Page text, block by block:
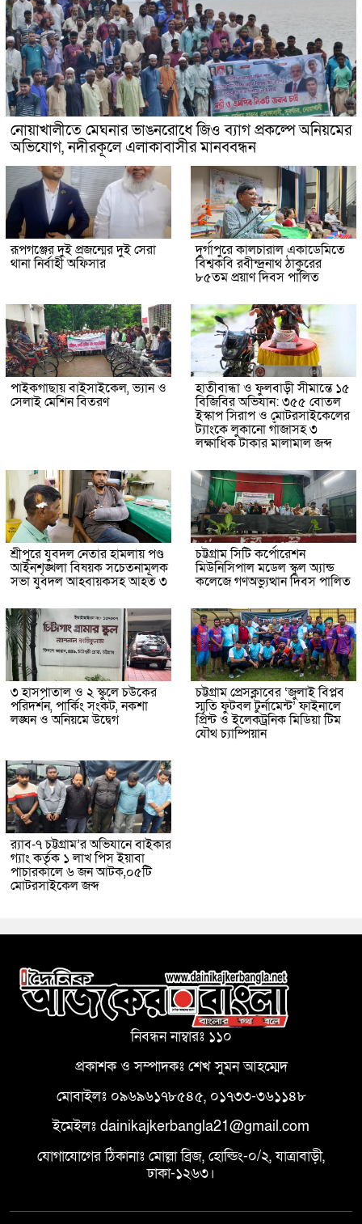
নোয়াখালীতে মেঘনার ভাঙনরোধে জিও ব্যাগ প্রকল্পে অনিয়মের
অভিযোগ, নদীরকূলে এলাকাবাসীর মানববন্ধন
রূপগঞ্জের দুই প্রজন্মের দুই সেরা
থানা নির্বাহী অফিসার
দুর্গাপুরে কালচারাল একাডেমিতে
বিশ্বকবি রবীন্দ্রনাথ ঠাকুরের
৮৫তম প্রয়াণ দিবস পালিত
পাইকগাছায় বাইসাইকেল, ভ্যান ও
সেলাই মেশিন বিতরণ
হাতীবান্ধা ও ফুলবাড়ী সীমান্তে ১৫
বিজিবির অভিযান: ৩৫৫ বোতল
ইস্কাপ সিরাপ ও মোটরসাইকেলের
ট্যাংকে লুকানো গাঁজাসহ ৩
লক্ষাধিক টাকার মালামাল জব্দ
শ্রীপুরে যুবদল নেতার হামলায় পণ্ড
আইনশৃঙ্খলা বিষয়ক সচেতনামূলক
সভা যুবদল আহবায়কসহ আহত ৩
চট্টগ্রাম সিটি কর্পোরেশন
মিউনিসিপাল মডেল স্কুল অ্যান্ড
কলেজে গণঅভ্যুত্থান দিবস পালিত
৩ হাসপাতাল ও ২ স্কুলে চউকের
পরিদর্শন, পার্কিং সংকট, নকশা
লঙ্ঘন ও অনিয়মে উদ্বেগ
চট্টগ্রাম প্রেসক্লাবের ‘জুলাই বিপ্লব
স্মৃতি ফুটবল টুর্নামেন্ট’ ফাইনালে
প্রিন্ট ও ইলেকট্রনিক মিডিয়া টিম
যৌথ চ্যাম্পিয়ান
র‌্যাব-৭ চট্টগ্রাম’র অভিযানে বাইকার
গ্যাং কর্তৃক ১ লাখ পিস ইয়াবা
পাচারকালে ৬ জন আটক,০৫টি
মোটরসাইকেল জব্দ
নিবন্ধন নাম্বারঃ ১১০
প্রকাশক ও সম্পাদকঃ শেখ সুমন আহম্মেদ
মোবাইলঃ ০৯৬৯৬১৭৮৫৪৫, ০১৭৩৩-৩৬১১৪৮
ইমেইলঃ dainikajkerbangla21@gmail.com
যোগাযোগের ঠিকানাঃ মোল্লা ব্রিজ, হোল্ডিং-০/২, যাত্রাবাড়ী,
ঢাকা-১২৬৩।